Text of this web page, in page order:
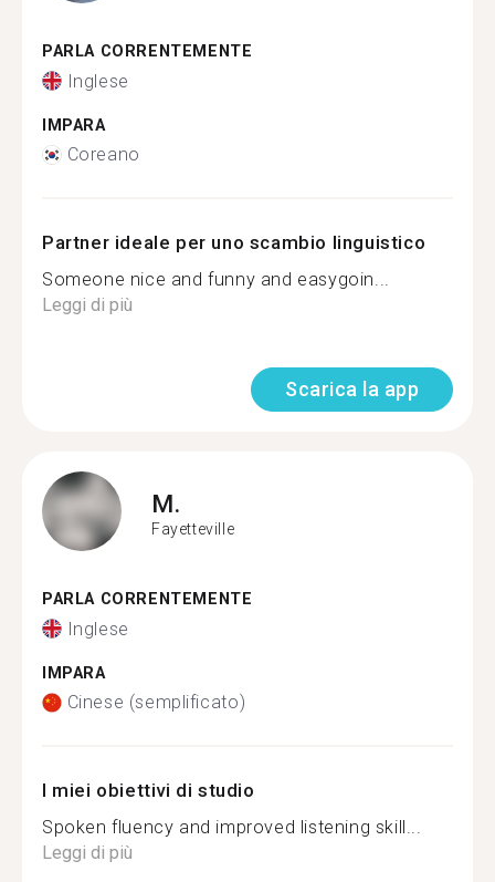
PARLA CORRENTEMENTE
Inglese
IMPARA
Coreano
Partner ideale per uno scambio linguistico
Someone nice and funny and easygoin...
Leggi di più
Scarica la app
M.
Fayetteville
PARLA CORRENTEMENTE
Inglese
IMPARA
Cinese (semplificato)
I miei obiettivi di studio
Spoken fluency and improved listening skill...
Leggi di più